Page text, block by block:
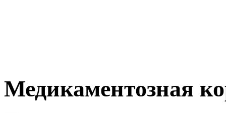
Медикаментозная